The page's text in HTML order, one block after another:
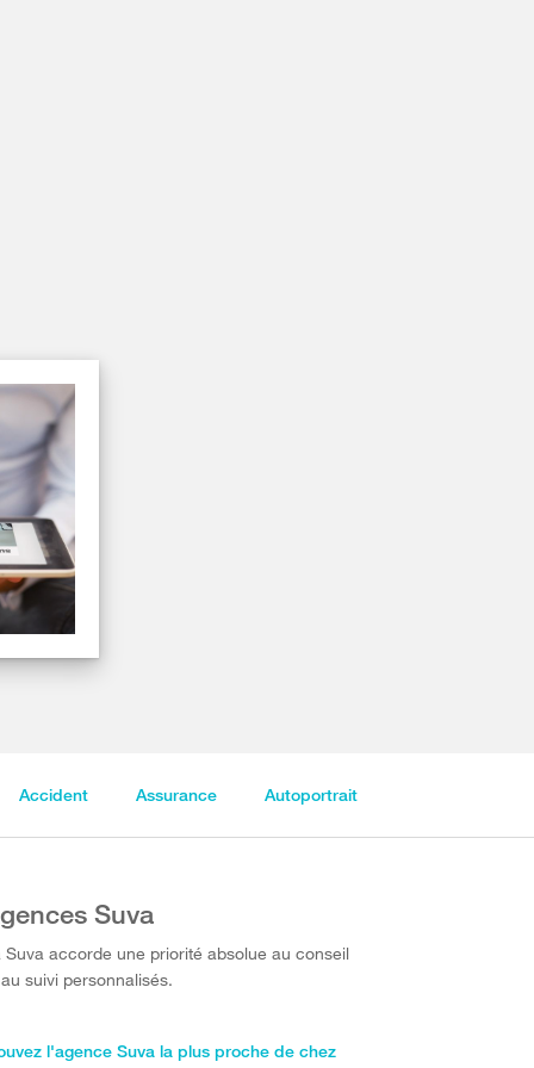
Accident Assurance Autoportrait
Suva
Suva accorde une priorité absolue au conseil
suivi personnalisés.
l'agence Suva la plus proche de chez